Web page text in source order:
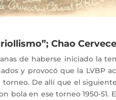
Chao
de haberse iniciado la
y provocó que la LVBP
torneo. De allí que el
bola en ese torneo 1950-51.